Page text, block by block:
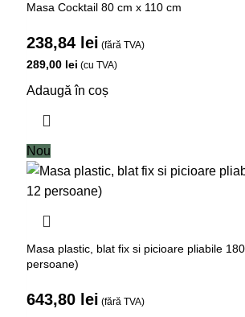
Masa Cocktail 80 cm x 110 cm
238,84 lei (fără TVA)
289,00 lei (cu TVA)
Adaugă în coș
Nou
Masa plastic, blat fix si picioare pliabile
persoane)
643,80 lei (fără TVA)